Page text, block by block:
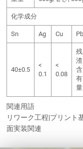
化学成分
Sn Ag Cu Pb
40±0.5
<
0.1
<
0.08
残
渣
含
有
量
関連用語
リワーク工程|プリント
面実装関連